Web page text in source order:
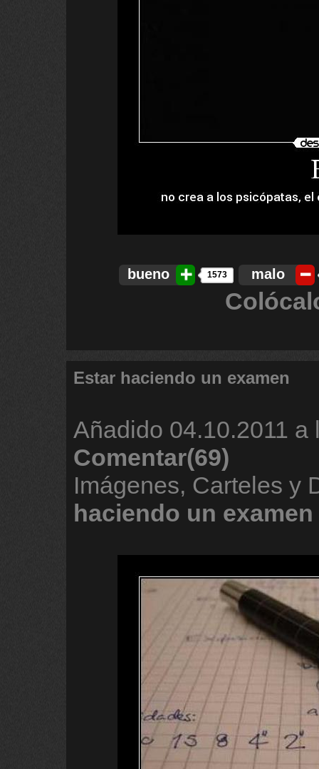
bueno 1573 malo
Estar haciendo un examen
Añadido 04.10.2011 a
Comentar(69)
Imágenes, Carteles y
haciendo un examen